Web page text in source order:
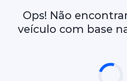
Ops! Não
veículo com base